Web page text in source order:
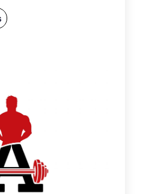
di
di ogni
principiante o un
individuali.